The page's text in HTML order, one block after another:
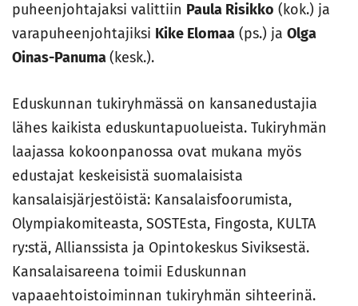
puheenjohtajaksi valittiin Paula Risikko (kok.) ja
varapuheenjohtajiksi Kike Elomaa (ps.) ja Olga
Oinas-Panuma(kesk.).
Eduskunnan tukiryhmässä on kansanedustajia
lähes kaikista eduskuntapuolueista. Tukiryhmän
laajassa kokoonpanossa ovat mukana myös
edustajat keskeisistä suomalaisista
kansalaisjärjestöistä: Kansalaisfoorumista,
Olympiakomiteasta, SOSTEsta, Fingosta, KULTA
ry:stä, Allianssista ja Opintokeskus Siviksestä.
Kansalaisareena toimii Eduskunnan
vapaaehtoistoiminnan tukiryhmän sihteerinä.